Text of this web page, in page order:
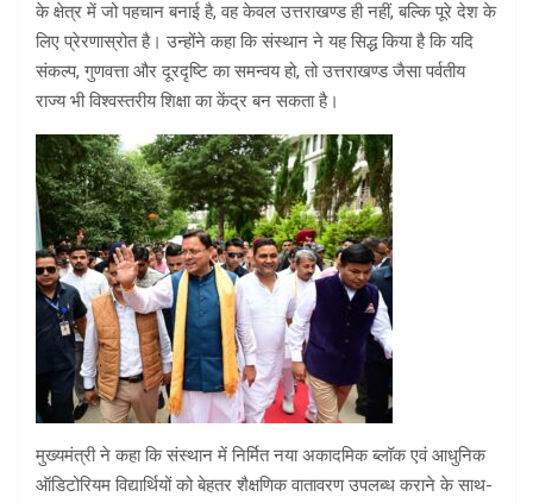
के क्षेत्र में जो पहचान बनाई है, वह केवल उत्तराखण्ड ही नहीं, बल्कि पूरे देश के
लिए प्रेरणास्रोत है। उन्होंने कहा कि संस्थान ने यह सिद्ध किया है कि यदि
संकल्प, गुणवत्ता और दूरदृष्टि का समन्वय हो, तो उत्तराखण्ड जैसा पर्वतीय
राज्य भी विश्वस्तरीय शिक्षा का केंद्र बन सकता है।
मुख्यमंत्री ने कहा कि संस्थान में निर्मित नया अकादमिक ब्लॉक एवं आधुनिक
ऑडिटोरियम विद्यार्थियों को बेहतर शैक्षणिक वातावरण उपलब्ध कराने के साथ-